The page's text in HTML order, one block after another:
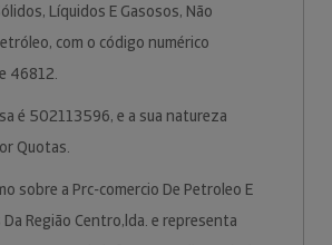
Líquidos E Gasosos, Não
com o código numérico
46812.
é 502113596, e a sua natureza
Quotas.
sobre a Prc-comercio De Petroleo E
Da Região Centro,lda. e representa